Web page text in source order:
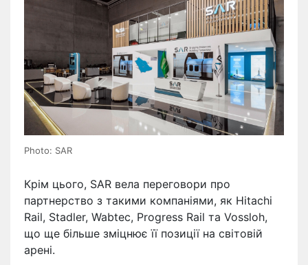
Photo: SAR
Крім цього, SAR вела переговори про
партнерство з такими компаніями, як Hitachi
Rail, Stadler, Wabtec, Progress Rail та Vossloh,
що ще більше зміцнює її позиції на світовій
арені.